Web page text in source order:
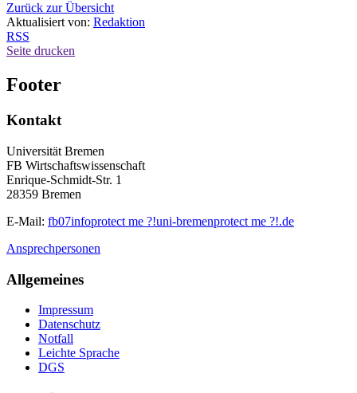
Zurück zur Übersicht
Aktualisiert von: Redaktion
RSS
Seite drucken
Footer
Kontakt
Universität Bremen
FB Wirtschaftswissenschaft
Enrique-Schmidt-Str. 1
28359 Bremen
E-Mail: fb07infoprotect me ?!uni-bremenprotect me ?!.de
Ansprechpersonen
Allgemeines
Impressum
Datenschutz
Notfall
Leichte Sprache
DGS